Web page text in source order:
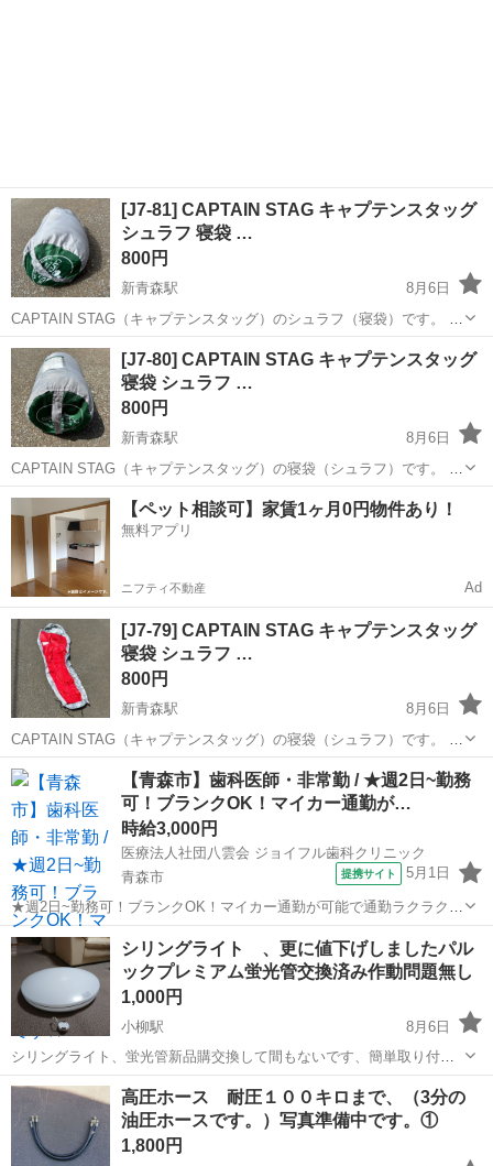
[J7-81] CAPTAIN STAG キャプテンスタッグ
シュラフ 寝袋 …
800円
新青森駅
8月6日
CAPTAIN STAG（キャプテンスタッグ）のシュラフ（寝袋）です。 ・
サイズ：約75×170cm ・表地・裏地・中綿：ポリエステル100% ・中
綿：ホローファイバー300g ・収納袋付き 中古品のため、使用感や汚
れが...
青森 青森市 シュラフ
[J7-80] CAPTAIN STAG キャプテンスタッグ
寝袋 シュラフ …
800円
新青森駅
8月6日
CAPTAIN STAG（キャプテンスタッグ）の寝袋（シュラフ）です。 ・
サイズ：約75×170cm ・表地・裏地・中綿：ポリエステル100% ・中
綿300g ・収納袋付き 中古品です。 内側にシミや汚れ、全体的に使用
感...
青森 青森市 新青森駅 その他 シュラフ
【ペット相談可】家賃1ヶ月0円物件あり！
無料アプリ
ニフティ不動産 Ad
[J7-79] CAPTAIN STAG キャプテンスタッグ
寝袋 シュラフ …
800円
新青森駅
8月6日
CAPTAIN STAG（キャプテンスタッグ）の寝袋（シュラフ）です。 ・
サイズ：約75×170cm ・表地・裏地・中綿：ポリエステル100% ・中
綿300g 中古品のため使用感や汚れがあります。 収納袋はありませ
ん。 ...
青森 新青森駅 その他
【青森市】歯科医師・非常勤 / ★週2日~勤務
可！ブランクOK！マイカー通勤が…
時給3,000円
医療法人社団八雲会 ジョイフル歯科クリニック
青森市
提携サイト 5月1日
★週2日~勤務可！ブランクOK！マイカー通勤が可能で通勤ラクラクで
す★ 時給： 3,000円~4,000円 日給： 20,000円~ / 2年目~ 日給：
15,000円~ / 新卒 アクセス：北海道新幹線 新青森 車で...
青森 青森市 その他
シリングライト 、更に値下げしましたパル
ックプレミアム蛍光管交換済み作動問題無し
1,000円
小柳駅
8月6日
シリングライト、蛍光管新品購交換して間もないです、簡単取り付け
タイプです。 作動問題無し,さらに予備の蛍光管３０Wと2本サービス
でお付けします。
青森 青森市 小柳駅 その他 ライト
高圧ホース 耐圧１００キロまで、（3分の
油圧ホースです。）写真準備中です。①
1,800円